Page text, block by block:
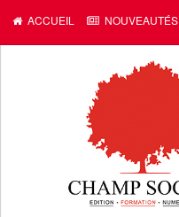
ACCUEIL NOUVEAUTÉS